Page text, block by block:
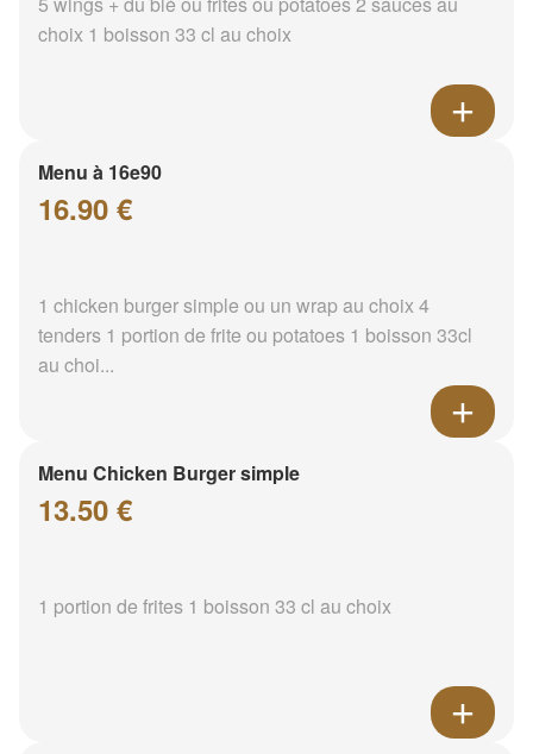
choix 1 boisson 33 cl au choix
Menu à 16e90
16.90 €
1 chicken burger simple ou un wrap au choix 4
tenders 1 portion de frite ou potatoes 1 boisson 33cl
au choi...
Menu Chicken Burger simple
13.50 €
1 portion de frites 1 boisson 33 cl au choix